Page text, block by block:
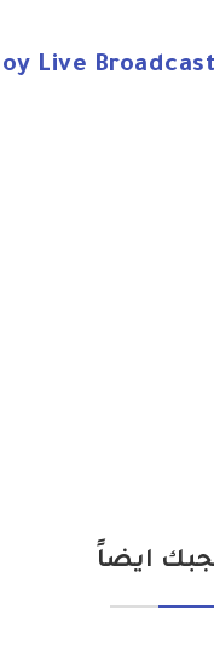
Live
ايضاً